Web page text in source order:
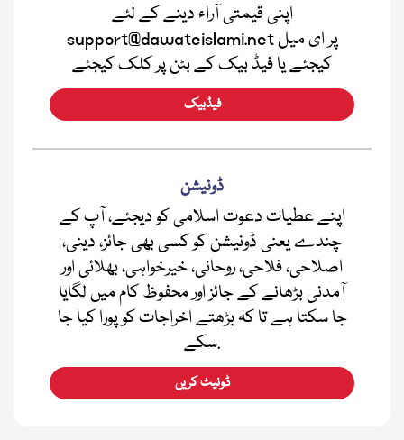
اپنی قیمتی آراء دینے کے لئے
support@dawateislami.net پر ای میل
کیجئے یا فیڈ بیک کے بٹن پر کلک کیجئے
فیڈبیک
ڈونیشن
اپنے عطیات دعوت اسلامی کو دیجئے، آپ کے
چندے یعنی ڈونیشن کو کسی بھی جائز، دینی،
اصلاحی، فلاحی، روحانی، خیرخواہی، بھلائی اور
آمدنی بڑھانے کے جائز اور محفوظ کام میں لگایا
جا سکتا ہے تا کہ بڑھتے اخراجات کو پورا کیا جا
سکے.
ڈونیٹ کریں